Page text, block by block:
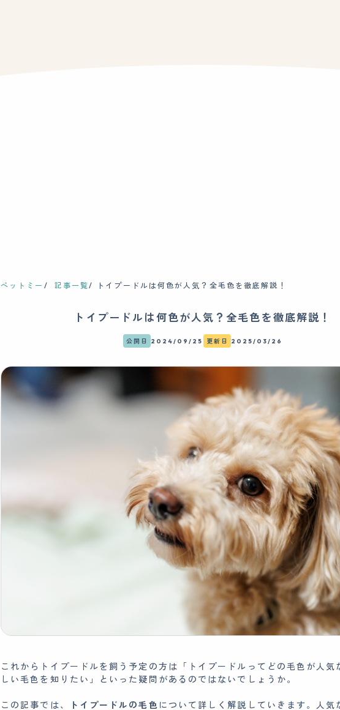
ペットミー 記事一覧 トイプードルは何色が人気？全毛色を徹底解説！
トイプードルは何色が人気？全毛色を徹底解説！
公開日 2024/09/25 更新日 2025/03/26
これからトイプードルを飼う予定の方は「トイプードルってどの毛色が人気
しい毛色を知りたい」といった疑問があるのではないでしょうか。
この記事では、 トイプードルの毛色 について詳しく解説していきます。人気